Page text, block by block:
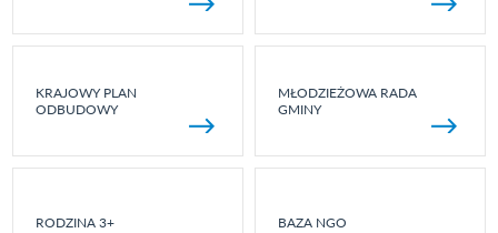
KRAJOWY PLAN
ODBUDOWY
MŁODZIEŻOWA RADA
GMINY
RODZINA 3+ BAZA NGO